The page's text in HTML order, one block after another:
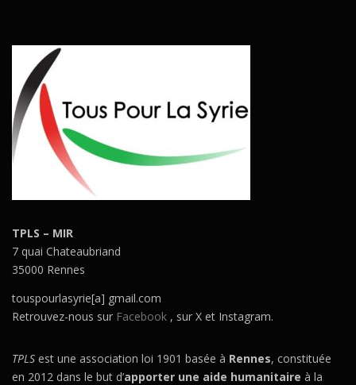
TPLS – MIR
7 quai Chateaubriand
35000 Rennes
touspourlasyrie[a] gmail.com
Retrouvez-nous sur Facebook , sur X et Instagram.
TPLS est une association loi 1901 basée à Rennes, constituée
en 2012 dans le but d’apporter une aide humanitaire à la